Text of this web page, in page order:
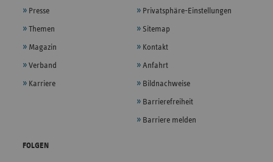
Presse
Themen
Magazin
Verband
Karriere
Privatsphäre-Einstellungen
Sitemap
Kontakt
Anfahrt
Bildnachweise
Barrierefreiheit
Barriere melden
FOLGEN